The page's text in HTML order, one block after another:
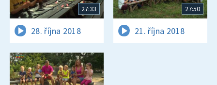
27:33
28. října 2018
27:50
21. října 2018